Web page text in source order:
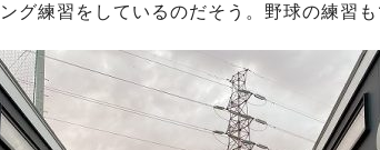
グ練習をしているのだそう。野球の練習